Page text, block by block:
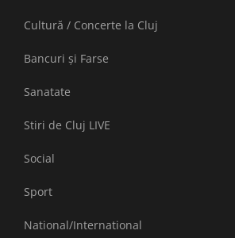
Cultură / Concerte la Cluj
Bancuri și Farse
Sanatate
Stiri de Cluj LIVE
Social
Sport
National/International